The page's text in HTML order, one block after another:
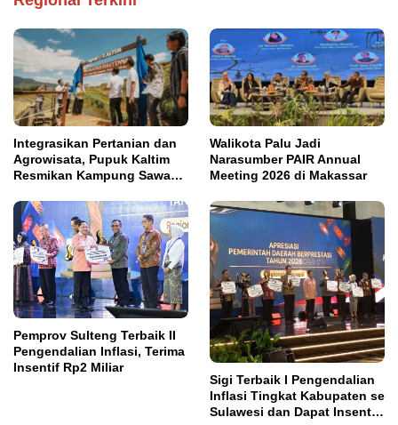
Integrasikan Pertanian dan
Agrowisata, Pupuk Kaltim
Resmikan Kampung Sawah
Walikota Palu Jadi
Narasumber PAIR Annual
Meeting 2026 di Makassar
Pemprov Sulteng Terbaik II
Pengendalian Inflasi, Terima
Insentif Rp2 Miliar
Sigi Terbaik I Pengendalian
Inflasi Tingkat Kabupaten se
Sulawesi dan Dapat Insentif